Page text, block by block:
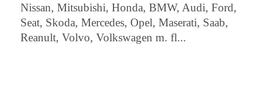
Nissan, Mitsubishi, Honda, BMW, Audi, Ford,
Seat, Skoda, Mercedes, Opel, Maserati, Saab,
Reanult, Volvo, Volkswagen m. fl...